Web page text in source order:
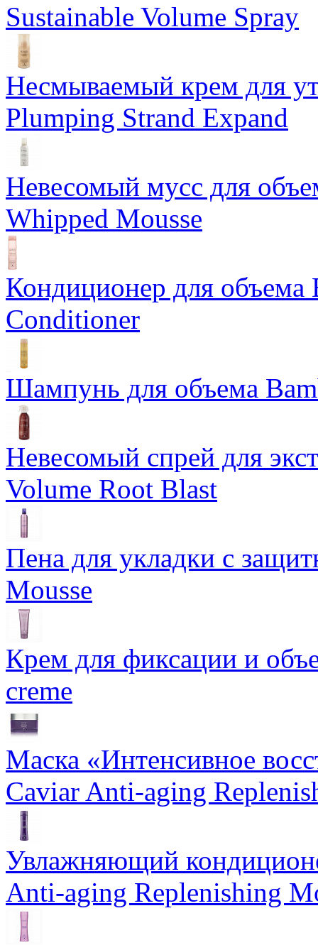
Sustainable Volume Spray
Несмываемый крем для
Plumping Strand Expand
Невесомый мусс для
Whipped Mousse
Кондиционер для объема
Conditioner
Шампунь для объема
Невесомый спрей для
Volume Root Blast
Пена для укладки с
Mousse
Крем для фиксации и
creme
Маска «Интенсивное
Caviar Anti-aging
Увлажняющий
Anti-aging Replenishing